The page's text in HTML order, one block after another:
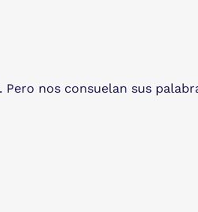
nos consuelan sus